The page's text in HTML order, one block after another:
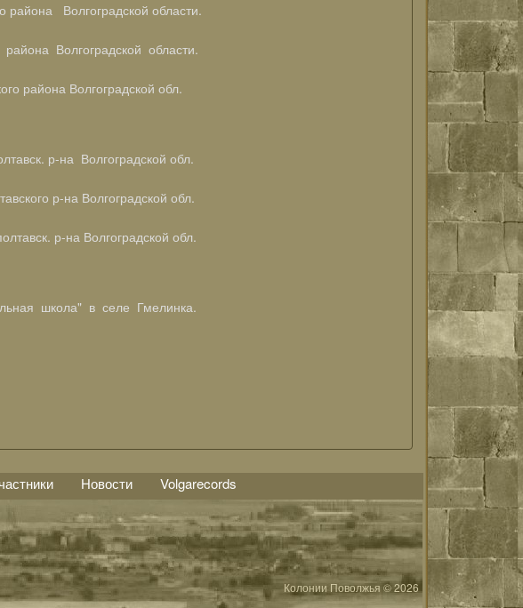
района Волгоградской области.
Волгоградской области.
района Волгоградской обл.
р-на Волгоградской обл.
р-на Волгоградской обл.
р-на Волгоградской обл.
школа" в селе Гмелинка.
Новости Volgarecords
Колонии Поволжья © 2026